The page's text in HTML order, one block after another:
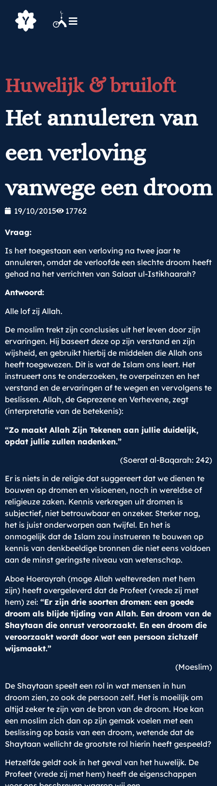
Huwelijk & bruiloft
Het annuleren van
een verloving
vanwege een droom
19/10/2015 17762
Vraag:
Is het toegestaan een verloving na twee jaar te
annuleren, omdat de verloofde een slechte droom heeft
gehad na het verrichten van Salaat ul-Istikhaarah?
Antwoord:
Alle lof zij Allah.
De moslim trekt zijn conclusies uit het leven door zijn
ervaringen. Hij baseert deze op zijn verstand en zijn
wijsheid, en gebruikt hierbij de middelen die Allah ons
heeft toegewezen. Dit is wat de Islam ons leert. Het
instrueert ons te onderzoeken, te overpeinzen en het
verstand en de ervaringen af te wegen en vervolgens te
beslissen. Allah, de Geprezene en Verhevene, zegt
(interpretatie van de betekenis):
“Zo maakt Allah Zijn Tekenen aan jullie duidelijk,
opdat jullie zullen nadenken.”
(Soerat al-Baqarah: 242)
Er is niets in de religie dat suggereert dat we dienen te
bouwen op dromen en visioenen, noch in wereldse of
religieuze zaken. Kennis verkregen uit dromen is
subjectief, niet betrouwbaar en onzeker. Sterker nog,
het is juist onderworpen aan twijfel. En het is
onmogelijk dat de Islam zou instrueren te bouwen op
kennis van denkbeeldige bronnen die niet eens voldoen
aan de minst geringste niveau van wetenschap.
Aboe Hoerayrah (moge Allah weltevreden met hem
zijn) heeft overgeleverd dat de Profeet (vrede zij met
hem) zei: “Er zijn drie soorten dromen: een goede
droom als blijde tijding van Allah. Een droom van de
Shaytaan die onrust veroorzaakt. En een droom die
veroorzaakt wordt door wat een persoon zichzelf
wijsmaakt.”
(Moeslim)
De Shaytaan speelt een rol in wat mensen in hun
droom zien, zo ook de persoon zelf. Het is moeilijk om
altijd zeker te zijn van de bron van de droom. Hoe kan
een moslim zich dan op zijn gemak voelen met een
beslissing op basis van een droom, wetende dat de
Shaytaan wellicht de grootste rol hierin heeft gespeeld?
Hetzelfde geldt ook in het geval van het huwelijk. De
Profeet (vrede zij met hem) heeft de eigenschappen